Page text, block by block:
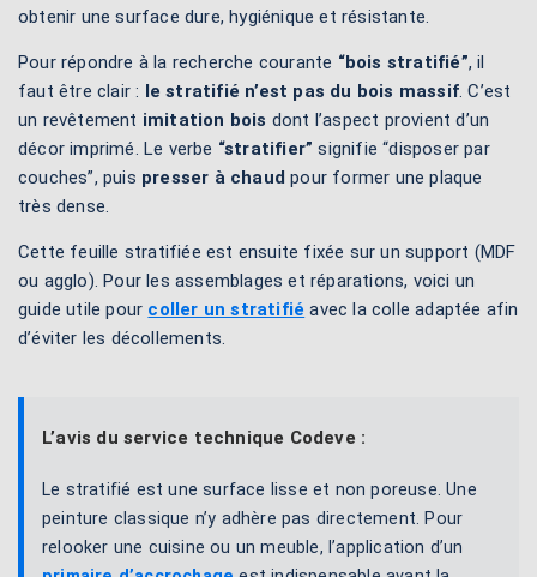
obtenir une surface dure, hygiénique et résistante.
Pour répondre à la recherche courante “bois stratifié”, il
faut être clair : le stratifié n’est pas du bois massif. C’est
un revêtement imitation bois dont l’aspect provient d’un
décor imprimé. Le verbe “stratifier” signifie “disposer par
couches”, puis presser à chaud pour former une plaque
très dense.
Cette feuille stratifiée est ensuite fixée sur un support (MDF
ou agglo). Pour les assemblages et réparations, voici un
guide utile pour coller un stratifié avec la colle adaptée afin
d’éviter les décollements.
L’avis du service technique Codeve :
Le stratifié est une surface lisse et non poreuse. Une
peinture classique n’y adhère pas directement. Pour
relooker une cuisine ou un meuble, l’application d’un